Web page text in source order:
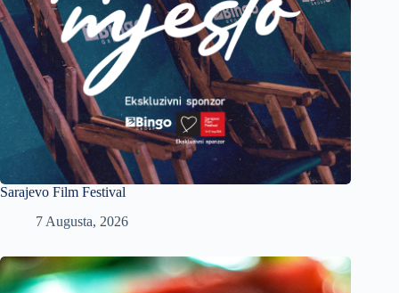
Sarajevo Film Festival
7 Augusta, 2026